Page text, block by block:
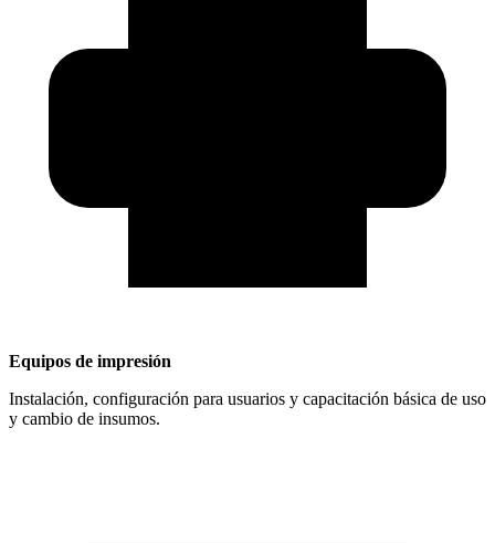
Equipos de impresión
Instalación, configuración para usuarios y capacitación básica de uso
y cambio de insumos.